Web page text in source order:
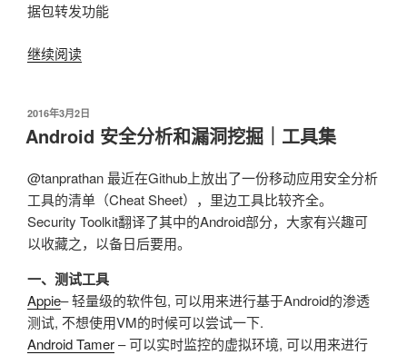
据包转发功能
继续阅读
器
集
三
种
实
现
模
式
配
置”
发
布
于
2016年3月2日
Android 安全分析和漏洞挖掘｜工具集
@tanprathan 最近在Github上放出了一份移动应用安全分析
工具的清单（Cheat Sheet），里边工具比较齐全。
Security Toolkit翻译了其中的Android部分，大家有兴趣可
以收藏之，以备日后要用。
一、测试工具
Appie– 轻量级的软件包, 可以用来进行基于Android的渗透
测试, 不想使用VM的时候可以尝试一下.
Android Tamer– 可以实时监控的虚拟环境, 可以用来进行